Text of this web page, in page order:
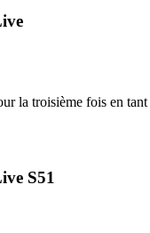
la troisième fois en
S51